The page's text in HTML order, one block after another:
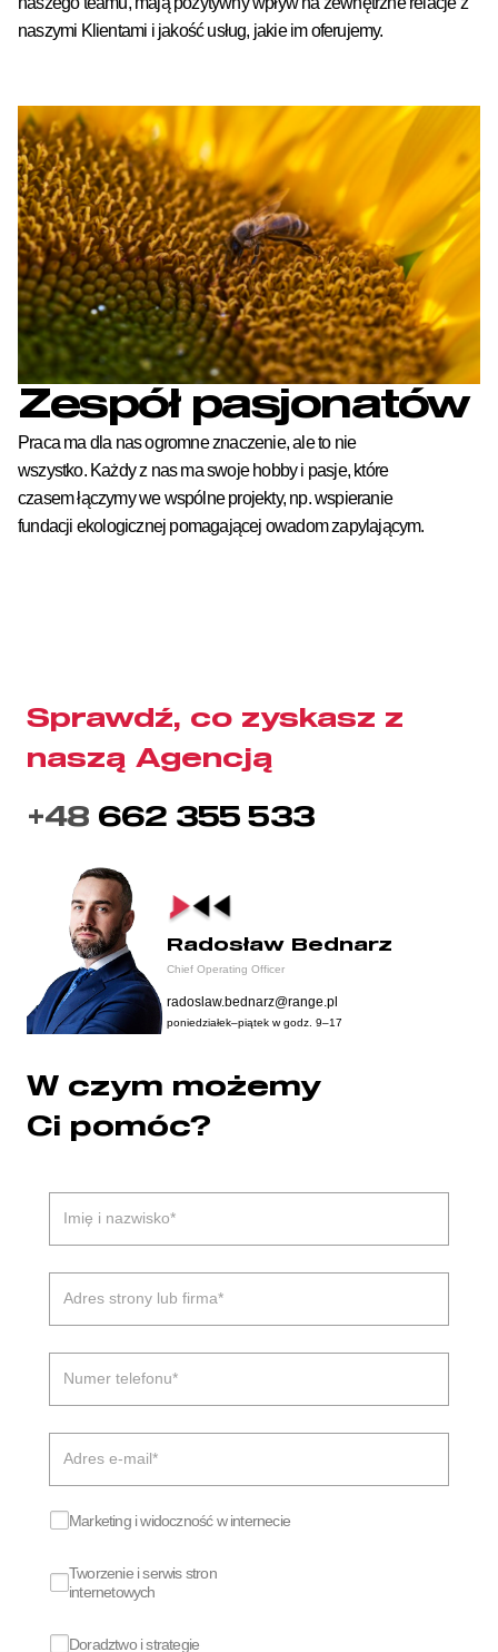
naszymi Klientami i jakość usług, jakie im oferujemy.
Zespół pasjonatów
Praca ma dla nas ogromne znaczenie, ale to nie
wszystko. Każdy z nas ma swoje hobby i pasje, które
czasem łączymy we wspólne projekty, np. wspieranie
fundacji ekologicznej pomagającej owadom zapylającym.
Sprawdź, co zyskasz z
naszą Agencją
+48 662 355 533
Radosław Bednarz
Chief Operating Officer
radoslaw.bednarz@range.pl
poniedziałek–piątek w godz. 9–17
W czym możemy
Ci pomóc?
R
Marketing i widoczność w internecie
Tworzenie i serwis stron
internetowych
Doradztwo i strategie